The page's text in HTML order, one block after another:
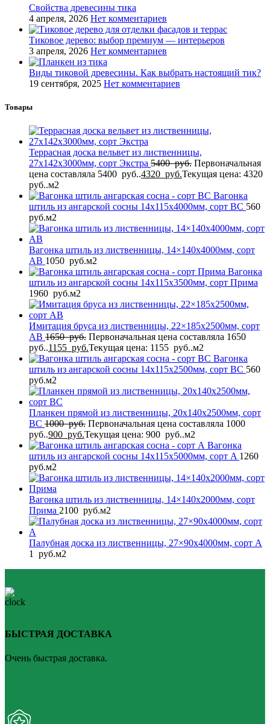
Свойства древесины тика
4 апреля, 2026 Нет комментариев
Тиковое дерево: выбор премиум — интерьеров
3 апреля, 2026 Нет комментариев
Виды тиковой древесины. Как выбрать настоящий тик?
19 сентября, 2025 Нет комментариев
Товары
Террасная доска вельвет из лиственницы,
27x142x3000мм, сорт Экстра 5400руб. Первоначальная
цена составляла 5400 руб..4320 руб.Текущая цена: 4320
руб..м2
Вагонка
штиль из ангарской сосны 14x115x4000мм, сорт BC 560
руб.м2
Вагонка штиль из лиственницы, 14×140x4000мм, сорт
AB 1050 руб.м2
Вагонка
штиль из ангарской сосны 14x115x3500мм, сорт Прима
1960 руб.м2
Имитация бруса из лиственницы, 22×185x2500мм, сорт
AB 1650руб. Первоначальная цена составляла 1650
руб..1155 руб.Текущая цена: 1155 руб..м2
Вагонка
штиль из ангарской сосны 14x115x2500мм, сорт BC 560
руб.м2
Планкен прямой из лиственницы, 20x140x2500мм, сорт
BС 1000руб. Первоначальная цена составляла 1000
руб..900 руб.Текущая цена: 900 руб..м2
Вагонка
штиль из ангарской сосны 14x115x5000мм, сорт A 1260
руб.м2
Вагонка штиль из лиственницы, 14×140x2000мм, сорт
Прима 2100 руб.м2
Палубная доска из лиственницы, 27×90x4000мм, сорт A
1
руб.м2
БЫСТРАЯ ДОСТАВКА
Очень быстрая доставка.